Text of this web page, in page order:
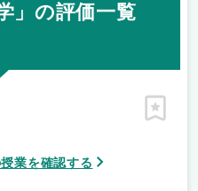
」の評価一覧
業を確認する
ピン留